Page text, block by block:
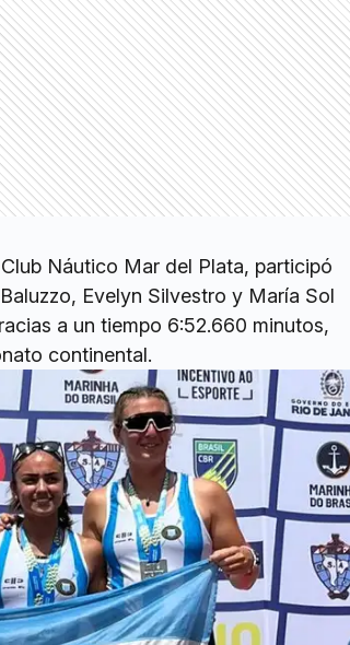
Náutico Mar del Plata, participó
Evelyn Silvestro y María Sol
a un tiempo 6:52.660 minutos,
continental.